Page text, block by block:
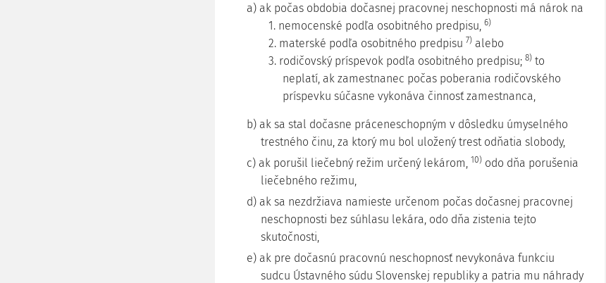
a) ak počas obdobia dočasnej pracovnej neschopnosti má nárok na
1. nemocenské podľa osobitného predpisu, 6)
2. materské podľa osobitného predpisu 7)alebo
3. rodičovský príspevok podľa osobitného predpisu; 8)to
neplatí, ak zamestnanec počas poberania rodičovského
príspevku súčasne vykonáva činnosť zamestnanca,
b) ak sa stal dočasne práceneschopným v dôsledku úmyselného
trestného činu, za ktorý mu bol uložený trest odňatia slobody,
c) ak porušil liečebný režim určený lekárom, 10)odo dňa porušenia
liečebného režimu,
d) ak sa nezdržiava namieste určenom počas dočasnej pracovnej
neschopnosti bez súhlasu lekára, odo dňa zistenia tejto
skutočnosti,
e) ak pre dočasnú pracovnú neschopnosť nevykonáva funkciu
sudcu Ústavného súdu Slovenskej republiky a patria mu náhrady